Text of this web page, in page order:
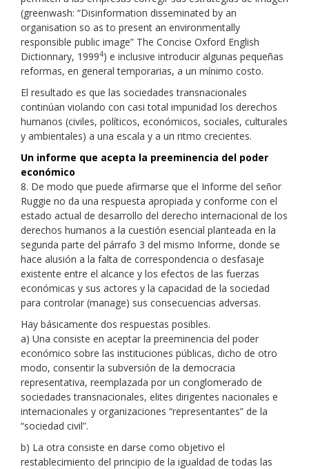
(greenwash: “Disinformation disseminated by an
organisation so as to present an environmentally
responsible public image” The Concise Oxford English
Dictionnary, 19994) e inclusive introducir algunas pequeñas
reformas, en general temporarias, a un mínimo costo.
El resultado es que las sociedades transnacionales
continúan violando con casi total impunidad los derechos
humanos (civiles, políticos, económicos, sociales, culturales
y ambientales) a una escala y a un ritmo crecientes.
Un informe que acepta la preeminencia del poder
económico
8. De modo que puede afirmarse que el Informe del señor
Ruggie no da una respuesta apropiada y conforme con el
estado actual de desarrollo del derecho internacional de los
derechos humanos a la cuestión esencial planteada en la
segunda parte del párrafo 3 del mismo Informe, donde se
hace alusión a la falta de correspondencia o desfasaje
existente entre el alcance y los efectos de las fuerzas
económicas y sus actores y la capacidad de la sociedad
para controlar (manage) sus consecuencias adversas.
Hay básicamente dos respuestas posibles.
a) Una consiste en aceptar la preeminencia del poder
económico sobre las instituciones públicas, dicho de otro
modo, consentir la subversión de la democracia
representativa, reemplazada por un conglomerado de
sociedades transnacionales, elites dirigentes nacionales e
internacionales y organizaciones “representantes” de la
“sociedad civil”.
b) La otra consiste en darse como objetivo el
restablecimiento del principio de la igualdad de todas las